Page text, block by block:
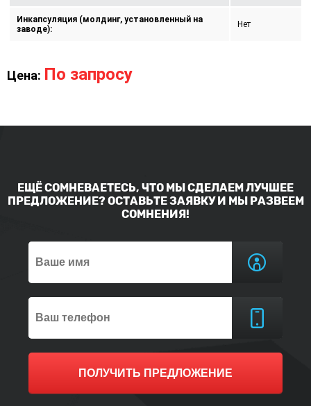
Инкапсуляция (молдинг, установленный на
заводе):
Нет
Цена: По запросу
ЕЩЁ СОМНЕВАЕТЕСЬ, ЧТО МЫ СДЕЛАЕМ ЛУЧШЕЕ
ПРЕДЛОЖЕНИЕ? ОСТАВЬТЕ ЗАЯВКУ И МЫ РАЗВЕЕМ
СОМНЕНИЯ!
ПОЛУЧИТЬ ПРЕДЛОЖЕНИЕ